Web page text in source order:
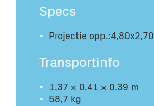
Specs
Projectie opp.:4,80x2,70
Transportinfo
1,37 × 0,41 × 0,39 m
58,7 kg